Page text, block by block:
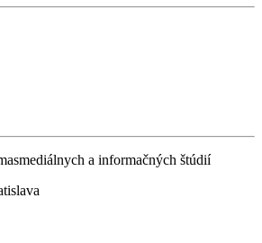
a informačných štúdií